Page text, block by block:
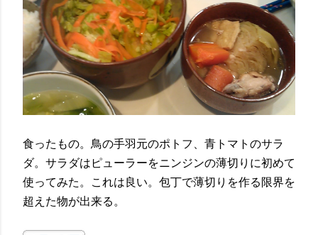
食ったもの。鳥の手羽元のポトフ、青トマトのサラ
ダ。サラダはピューラーをニンジンの薄切りに初めて
使ってみた。これは良い。包丁で薄切りを作る限界を
超えた物が出来る。